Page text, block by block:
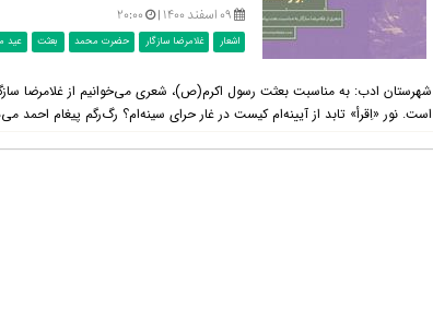
۰۹ اسفند ۱۴۰۰ | ۲۰:۰۰
اشعار غلامرضا سازگار حضرت محمد بعثت عید
شهرستان ادب: به مناسبت بعثت رسول اکرم(ص)، شعری می‌خوانیم از غلامرضا
است. نور «اِقرأ» تابد از آیینه‌ام كیست در غار حرای سینه‌ام؟ رگ‌رگم پیغام احمد